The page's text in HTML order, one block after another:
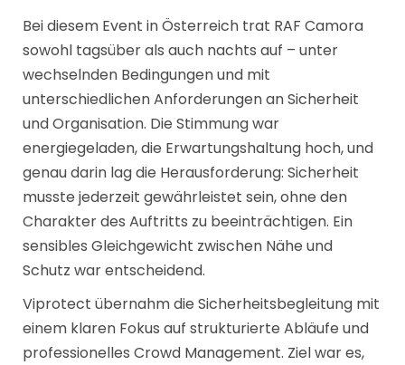
Bei diesem Event in Österreich trat RAF Camora
sowohl tagsüber als auch nachts auf – unter
wechselnden Bedingungen und mit
unterschiedlichen Anforderungen an Sicherheit
und Organisation. Die Stimmung war
energiegeladen, die Erwartungshaltung hoch, und
genau darin lag die Herausforderung: Sicherheit
musste jederzeit gewährleistet sein, ohne den
Charakter des Auftritts zu beeinträchtigen. Ein
sensibles Gleichgewicht zwischen Nähe und
Schutz war entscheidend.
Viprotect übernahm die Sicherheitsbegleitung mit
einem klaren Fokus auf strukturierte Abläufe und
professionelles Crowd Management. Ziel war es,